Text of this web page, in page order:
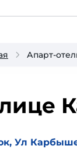
Апарт-
Ул